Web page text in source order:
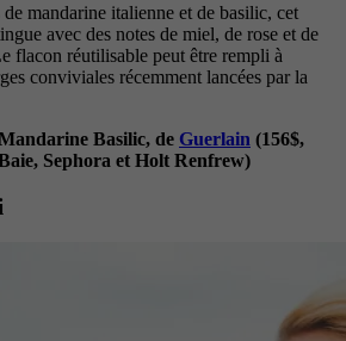
mandarine italienne et de basilic, cet
avec des notes de miel, de rose et de
flacon réutilisable peut être rempli à
conviviales récemment lancées par la
Basilic, de Guerlain (156$,
Sephora et Holt Renfrew)